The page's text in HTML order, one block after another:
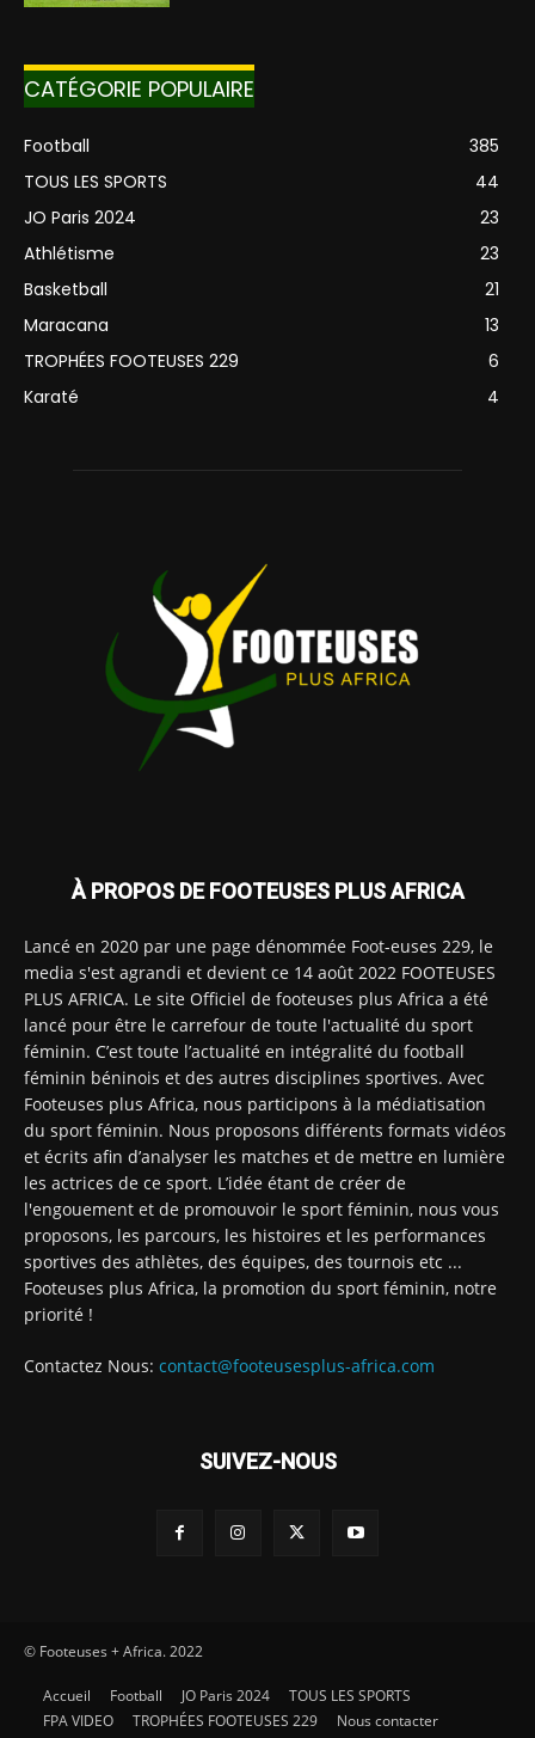
CATÉGORIE POPULAIRE
Football
385
TOUS LES SPORTS
44
JO Paris 2024
23
Athlétisme
23
Basketball
21
Maracana
13
TROPHÉES FOOTEUSES 229
6
Karaté
4
À PROPOS DE FOOTEUSES PLUS AFRICA
Lancé en 2020 par une page dénommée Foot-euses 229, le
media s'est agrandi et devient ce 14 août 2022 FOOTEUSES
PLUS AFRICA. Le site Officiel de footeuses plus Africa a été
lancé pour être le carrefour de toute l'actualité du sport
féminin. C’est toute l’actualité en intégralité du football
féminin béninois et des autres disciplines sportives. Avec
Footeuses plus Africa, nous participons à la médiatisation
du sport féminin. Nous proposons différents formats vidéos
et écrits afin d’analyser les matches et de mettre en lumière
les actrices de ce sport. L’idée étant de créer de
l'engouement et de promouvoir le sport féminin, nous vous
proposons, les parcours, les histoires et les performances
sportives des athlètes, des équipes, des tournois etc ...
Footeuses plus Africa, la promotion du sport féminin, notre
priorité !
Contactez Nous: contact@footeusesplus-africa.com
SUIVEZ-NOUS
© Footeuses + Africa. 2022
Accueil Football JO Paris 2024
TOUS LES SPORTS
FPA VIDEO
TROPHÉES FOOTEUSES 229 Nous contacter